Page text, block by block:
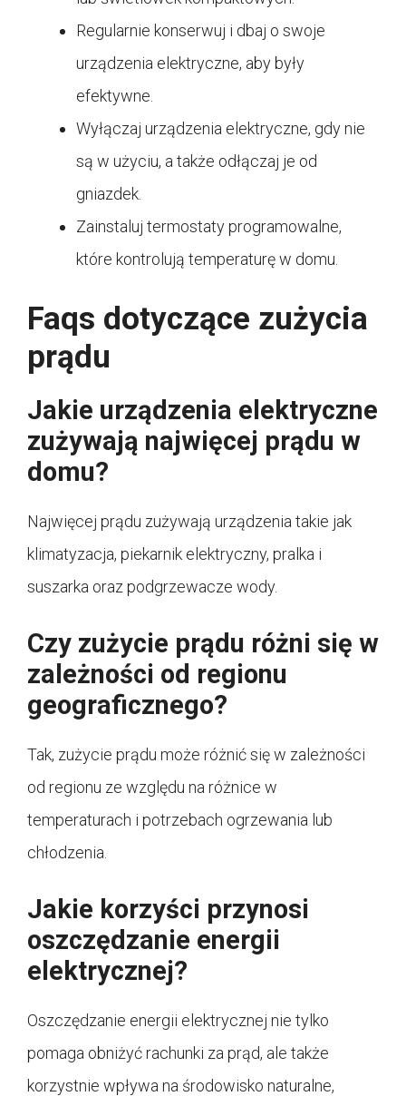
Regularnie konserwuj i dbaj o swoje
urządzenia elektryczne, aby były
efektywne.
Wyłączaj urządzenia elektryczne, gdy nie
są w użyciu, a także odłączaj je od
gniazdek.
Zainstaluj termostaty programowalne,
które kontrolują temperaturę w domu.
Faqs dotyczące zużycia
prądu
Jakie urządzenia elektryczne
zużywają najwięcej prądu w
domu?
Najwięcej prądu zużywają urządzenia takie jak
klimatyzacja, piekarnik elektryczny, pralka i
suszarka oraz podgrzewacze wody.
Czy zużycie prądu różni się w
zależności od regionu
geograficznego?
Tak, zużycie prądu może różnić się w zależności
od regionu ze względu na różnice w
temperaturach i potrzebach ogrzewania lub
chłodzenia.
Jakie korzyści przynosi
oszczędzanie energii
elektrycznej?
Oszczędzanie energii elektrycznej nie tylko
pomaga obniżyć rachunki za prąd, ale także
korzystnie wpływa na środowisko naturalne,